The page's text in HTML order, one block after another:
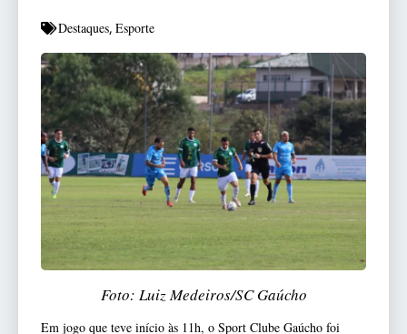
Destaques, Esporte
Foto: Luiz Medeiros/SC Gaúcho
Em jogo que teve início às 11h, o Sport Clube Gaúcho foi